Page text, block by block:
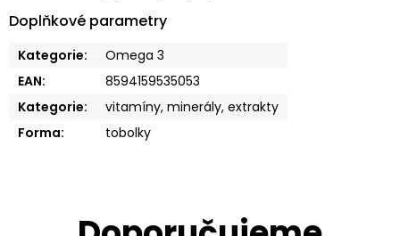
Doplňkové parametry
Kategorie:
Omega 3
EAN:
8594159535053
Kategorie:
vitamíny, minerály, extrakty
Forma: tobolky